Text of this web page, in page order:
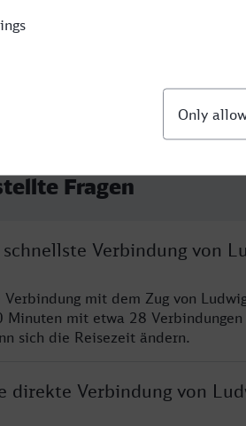
Fragen
Verbindung von
Verbindung mit dem Zug von
Minuten mit etwa 28 Verbindungen
sich die Reisezeit ändern.
direkte Verbindung von